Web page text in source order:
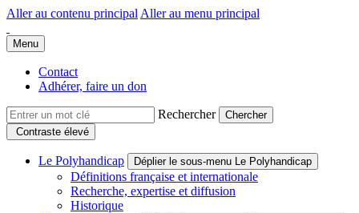
Aller au contenu principal Aller au menu principal
Groupe Polyhandicap France
Faire connaître et reconnaître les personnes polyhandicapées dans
Menu
Contact
Adhérer, faire un don
Rechercher
Contraste élevé
Le Polyhandicap Déplier le sous-menu Le Polyhandicap
Définitions française et internationale
Recherche, expertise et diffusion
Historique